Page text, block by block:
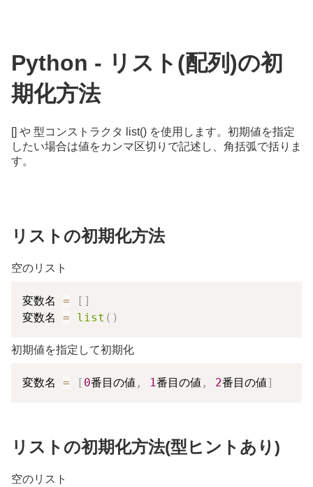
Python - リスト(配列)の初
期化方法
[] や 型コンストラクタ list() を使用します。初期値を指定
したい場合は値をカンマ区切りで記述し、角括弧で括りま
す。
リストの初期化方法
空のリスト
変数名 = [ ]
変数名 = list ( )
初期値を指定して初期化
変数名 = [ 0番目の値 , 1番目の値 , 2番目の値]
リストの初期化方法(型ヒントあり)
空のリスト